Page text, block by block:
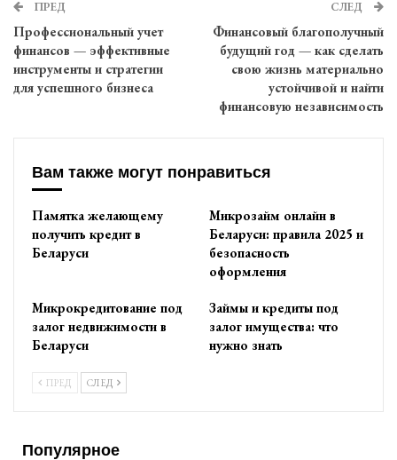
ПРЕД
Профессиональный учет
финансов — эффективные
инструменты и стратегии
для успешного бизнеса
СЛЕД
Финансовый благополучный
будущий год — как сделать
свою жизнь материально
устойчивой и найти
финансовую независимость
Вам также могут понравиться
Памятка желающему
получить кредит в
Беларуси
Микрозайм онлайн в
Беларуси: правила 2025 и
безопасность
оформления
Микрокредитование под
залог недвижимости в
Беларуси
Займы и кредиты под
залог имущества: что
нужно знать
ПРЕД СЛЕД
Популярное